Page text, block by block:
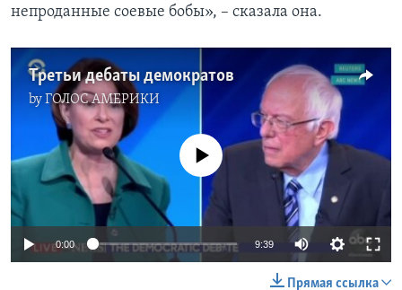
непроданные соевые бобы», – сказала она.
Третьи дебаты демократов
byГОЛОС АМЕРИКИ
No media source currently available
0:00 9:39
Прямая ссылка